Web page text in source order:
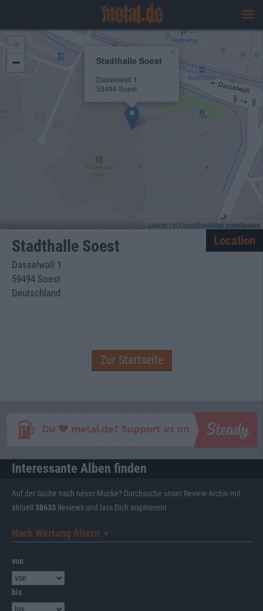
Stadthalle Soest
Dasselwall 1
59494 Soest
−
Leaflet | ©OpenStreetMapcontributors
Stadthalle Soest Location
Dasselwall 1
59494 Soest
Deutschland
Zur Startseite
Interessante Alben finden
Auf der Suche nach neuer Mucke? Durchsuche unser Review-Archiv mit
aktuell 38633 Reviews und lass Dich inspirieren!
Nach Wertung filtern ▼︎
von
bis